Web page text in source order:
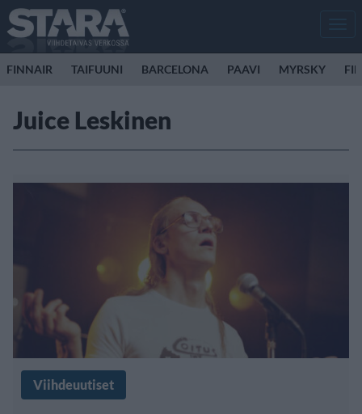
FINNAIR TAIFUUNI BARCELONA PAAVI MYRSKY
Juice Leskinen
Viihdeuutiset